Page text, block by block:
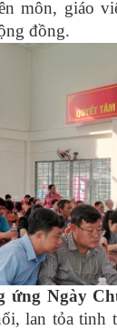
môn, giáo
đồng.
ứng Ngày
lan tỏa tinh